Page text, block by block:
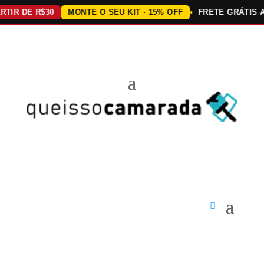
R$30 MONTE O SEU KIT · 15% OFF FRETE GRÁTIS